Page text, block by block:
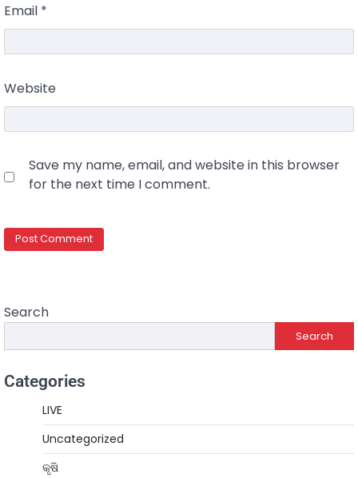
Email *
Website
Save my name, email, and website in this browser
for the next time I comment.
Search
Search
Categories
LIVE
Uncategorized
କୃଷି